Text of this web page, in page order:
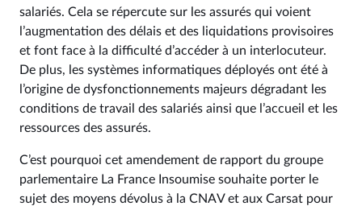
salariés. Cela se répercute sur les assurés qui voient
l’augmentation des délais et des liquidations provisoires
et font face à la difficulté d’accéder à un interlocuteur.
De plus, les systèmes informatiques déployés ont été à
l’origine de dysfonctionnements majeurs dégradant les
conditions de travail des salariés ainsi que l’accueil et les
ressources des assurés.
C’est pourquoi cet amendement de rapport du groupe
parlementaire La France Insoumise souhaite porter le
sujet des moyens dévolus à la CNAV et aux Carsat pour